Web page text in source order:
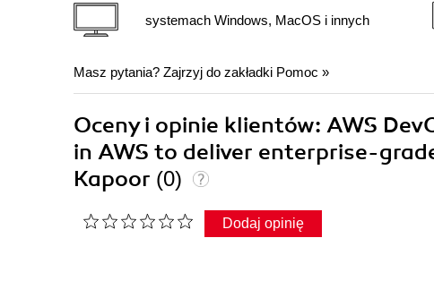
systemach Windows, MacOS i innych
Masz pytania? Zajrzyj do zakładki Pomoc »
Oceny i opinie klientów: AWS
in AWS to deliver enterprise-
Kapoor (0)
Dodaj opinię